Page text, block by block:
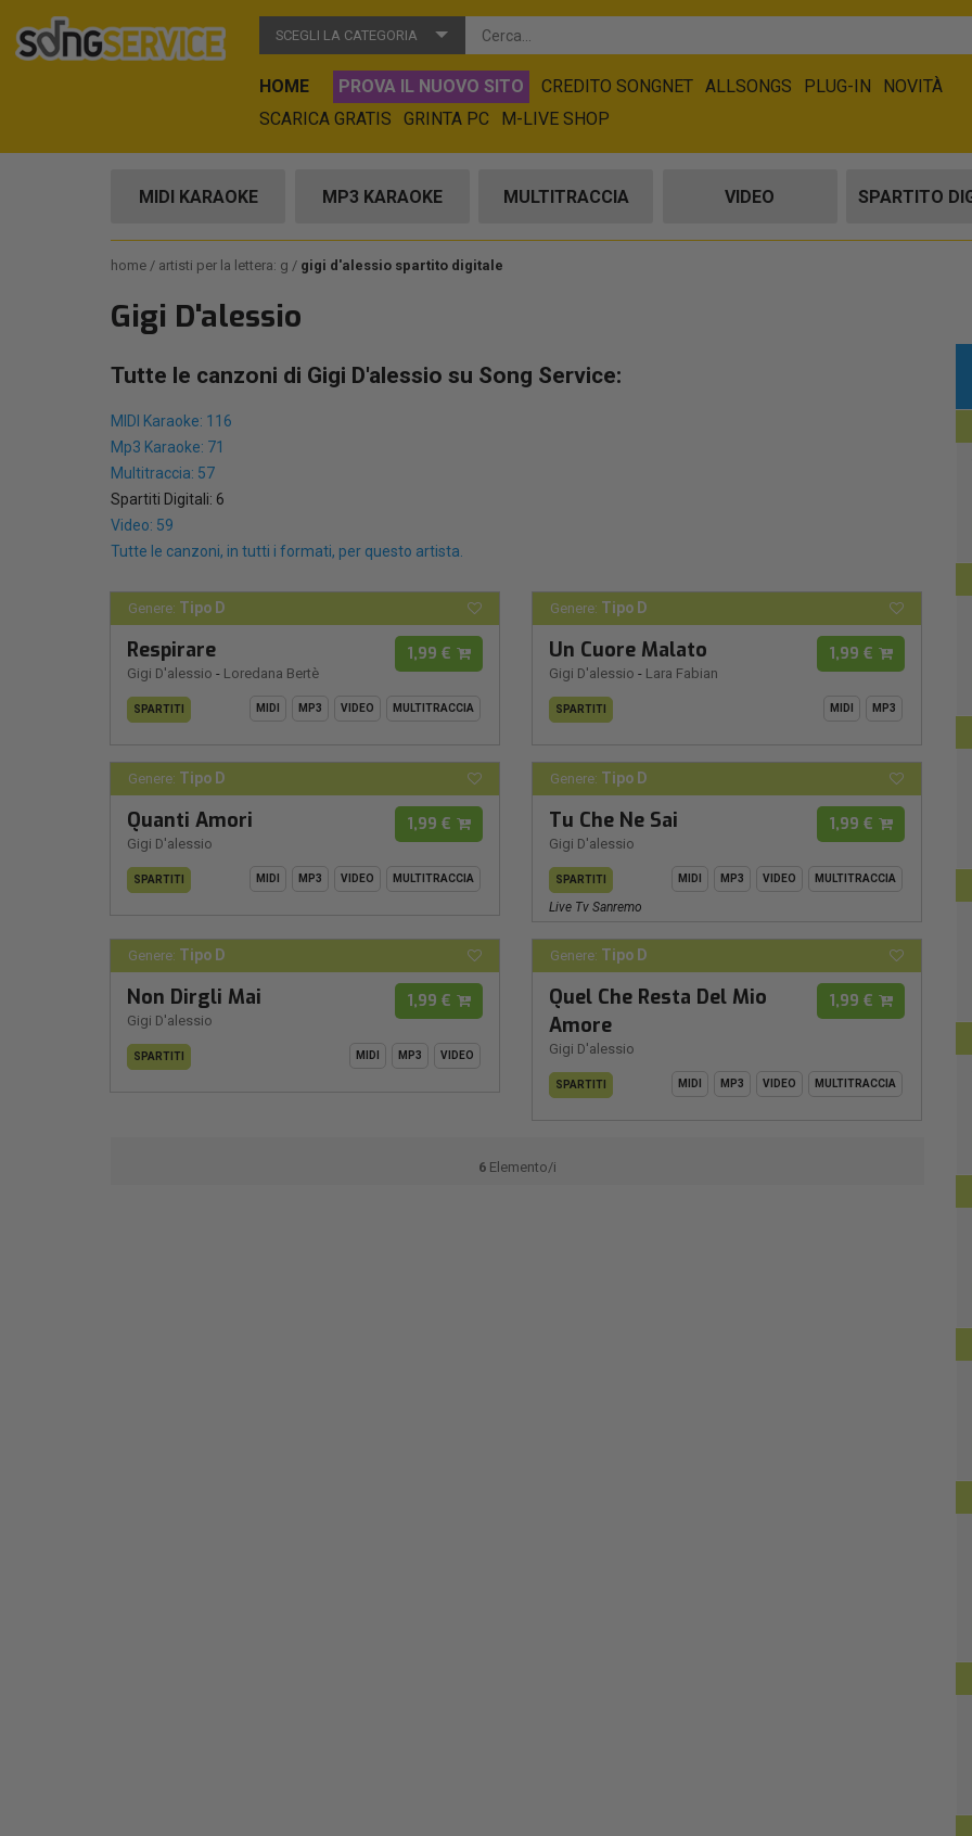
SCEGLI LA CATEGORIA
HOME PROVA IL NUOVO SITO CREDITO SONGNET ALLSONGS PLUG-IN
NOVITÀ
SCARICA GRATIS
GRINTA PC M-LIVE SHOP
MIDI KARAOKE MP3 KARAOKE MULTITRACCIA VIDEO SPARTITO
home artisti per la lettera: g gigi d'alessio spartito digitale
Gigi D'alessio
Tutte le canzoni di Gigi D'alessio su Song Service:
MIDI Karaoke: 116
Mp3 Karaoke: 71
Multitraccia: 57
Spartiti Digitali: 6
Video: 59
Tutte le canzoni, in tutti i formati, per questo artista.
Genere: Tipo D
Respirare
Gigi D'alessio - Loredana Bertè
1,99 €
SPARTITI MIDI MP3 VIDEO MULTITRACCIA
Genere: Tipo D
Un Cuore Malato
Gigi D'alessio - Lara Fabian
1,99 €
SPARTITI MIDI MP3
Genere: Tipo D
Quanti Amori
Gigi D'alessio
1,99 €
SPARTITI MIDI MP3 VIDEO MULTITRACCIA
Genere: Tipo D
Tu Che Ne Sai
Gigi D'alessio
1,99 €
SPARTITI MIDI MP3 VIDEO MULTITRACCIA
Live Tv Sanremo
Genere: Tipo D
Non Dirgli Mai
Gigi D'alessio
1,99 €
SPARTITI MIDI MP3 VIDEO
Genere: Tipo D
Quel Che Resta Del Mio
Amore
Gigi D'alessio
1,99 €
SPARTITI MIDI MP3 VIDEO MULTITRACCIA
6 Elemento/i